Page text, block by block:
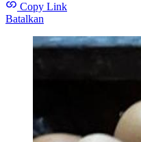
Copy Link
Batalkan